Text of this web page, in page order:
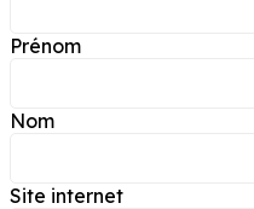
Prénom
Nom
Site internet